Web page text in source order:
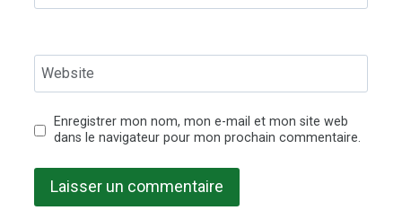
Website
Enregistrer mon nom, mon e-mail et mon site web
dans le navigateur pour mon prochain commentaire.